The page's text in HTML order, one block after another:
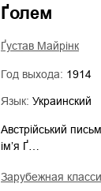
Ґолем
Ґустав Майрінк
Год выхода: 1914
Язык: Украинский
Австрійський
ім’я Ґ…
зарубежная